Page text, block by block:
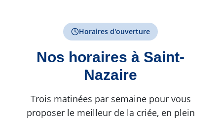
Horaires d'ouverture
Nos horaires à Saint-
Nazaire
Trois matinées par semaine pour vous
proposer le meilleur de la criée, en plein